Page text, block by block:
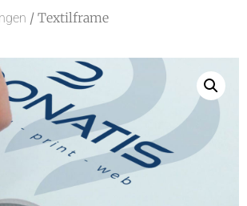
/ Textilframe